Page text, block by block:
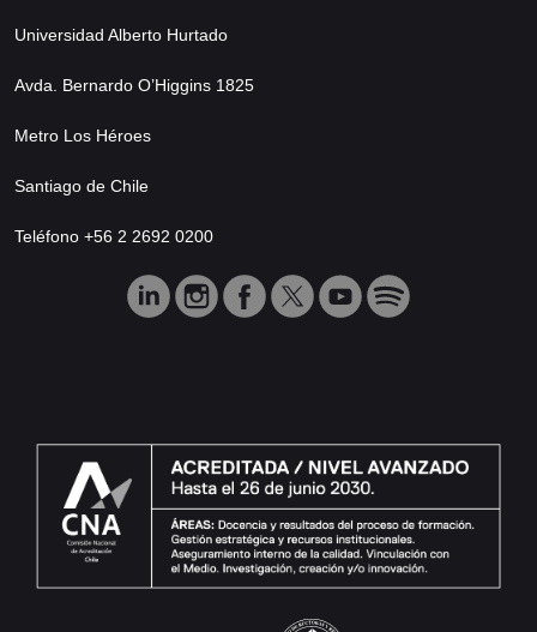
Universidad Alberto Hurtado
Avda. Bernardo O’Higgins 1825
Metro Los Héroes
Santiago de Chile
Teléfono +56 2 2692 0200